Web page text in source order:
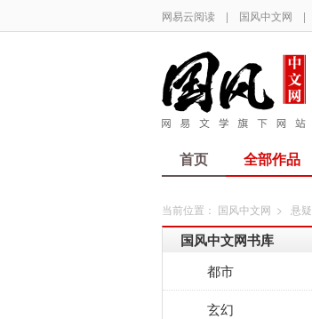
网易云阅读 | 国风中文网 |
首页 全部作品
当前位置： 国风中文网 > 悬疑
国风中文网书库
都市
玄幻